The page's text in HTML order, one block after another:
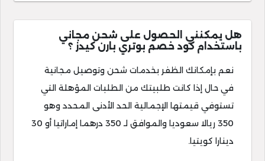
هل يمكنني الحصول على شحن مجاني
باستخدام كود خصم بوتري بارن كيدز ؟
نعم بإمكانك الظفر بخدمات شحن وتوصيل مجانية
في حال إذا كانت طلبيتك من الطلبات المؤهلة التي
تستوفي قيمتها الإجمالية الحد الأدنى المحدد وهو
350 ريالا سعوديا والموافق لـ 350 درهما إماراتيا أو 30
دينارا كويتيا.